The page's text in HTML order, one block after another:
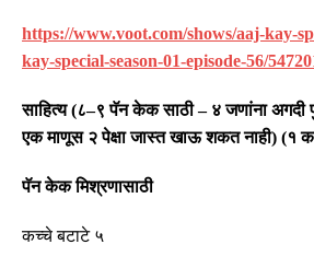
https://www.voot.com/shows/aaj-kay-
kay-special-season-01-episode-56/
साहित्य (८–९ पॅन केक साठी– ४ जणांना
एक माणूस २ पेक्षा जास्त खाऊ शकत नाही) (१
पॅन केक मिश्रणासाठी
कच्चे बटाटे ५